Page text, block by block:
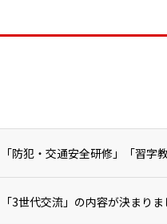
「防犯・交通安全研修」「習字
「3世代交流」の内容が決まりま